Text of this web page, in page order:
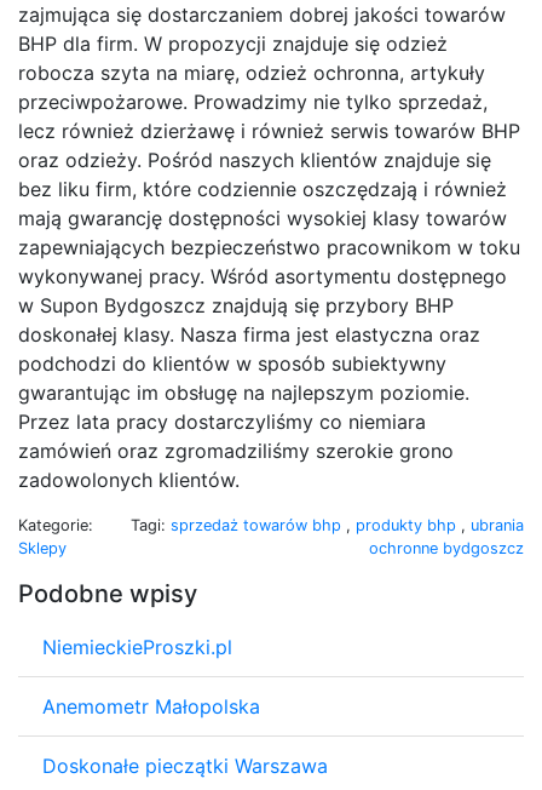
zajmująca się dostarczaniem dobrej jakości towarów
BHP dla firm. W propozycji znajduje się odzież
robocza szyta na miarę, odzież ochronna, artykuły
przeciwpożarowe. Prowadzimy nie tylko sprzedaż,
lecz również dzierżawę i również serwis towarów BHP
oraz odzieży. Pośród naszych klientów znajduje się
bez liku firm, które codziennie oszczędzają i również
mają gwarancję dostępności wysokiej klasy towarów
zapewniających bezpieczeństwo pracownikom w toku
wykonywanej pracy. Wśród asortymentu dostępnego
w Supon Bydgoszcz znajdują się przybory BHP
doskonałej klasy. Nasza firma jest elastyczna oraz
podchodzi do klientów w sposób subiektywny
gwarantując im obsługę na najlepszym poziomie.
Przez lata pracy dostarczyliśmy co niemiara
zamówień oraz zgromadziliśmy szerokie grono
zadowolonych klientów.
Kategorie:
Sklepy
Tagi: sprzedaż towarów bhp , produkty bhp , ubrania
ochronne bydgoszcz
Podobne wpisy
NiemieckieProszki.pl
Anemometr Małopolska
Doskonałe pieczątki Warszawa